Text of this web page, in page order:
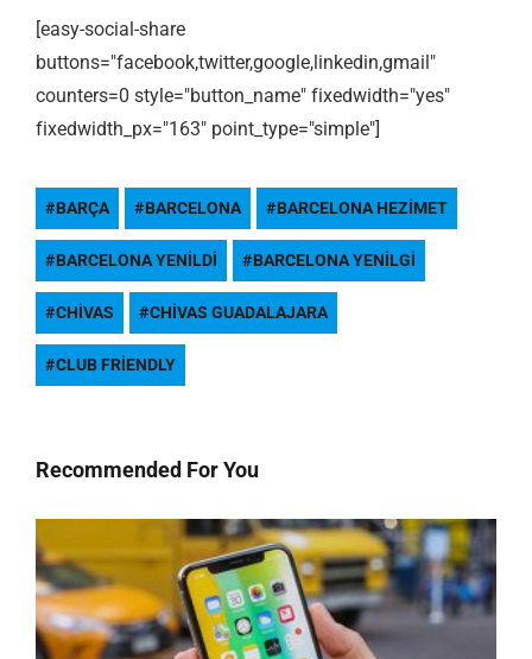
[easy-social-share
buttons="facebook,twitter,google,linkedin,gmail"
counters=0 style="button_name" fixedwidth="yes"
fixedwidth_px="163" point_type="simple"]
BARÇA BARCELONA BARCELONA HEZIMET
BARCELONA YENILDI BARCELONA YENILGI
CHIVAS CHIVAS GUADALAJARA
CLUB FRIENDLY
Recommended For You